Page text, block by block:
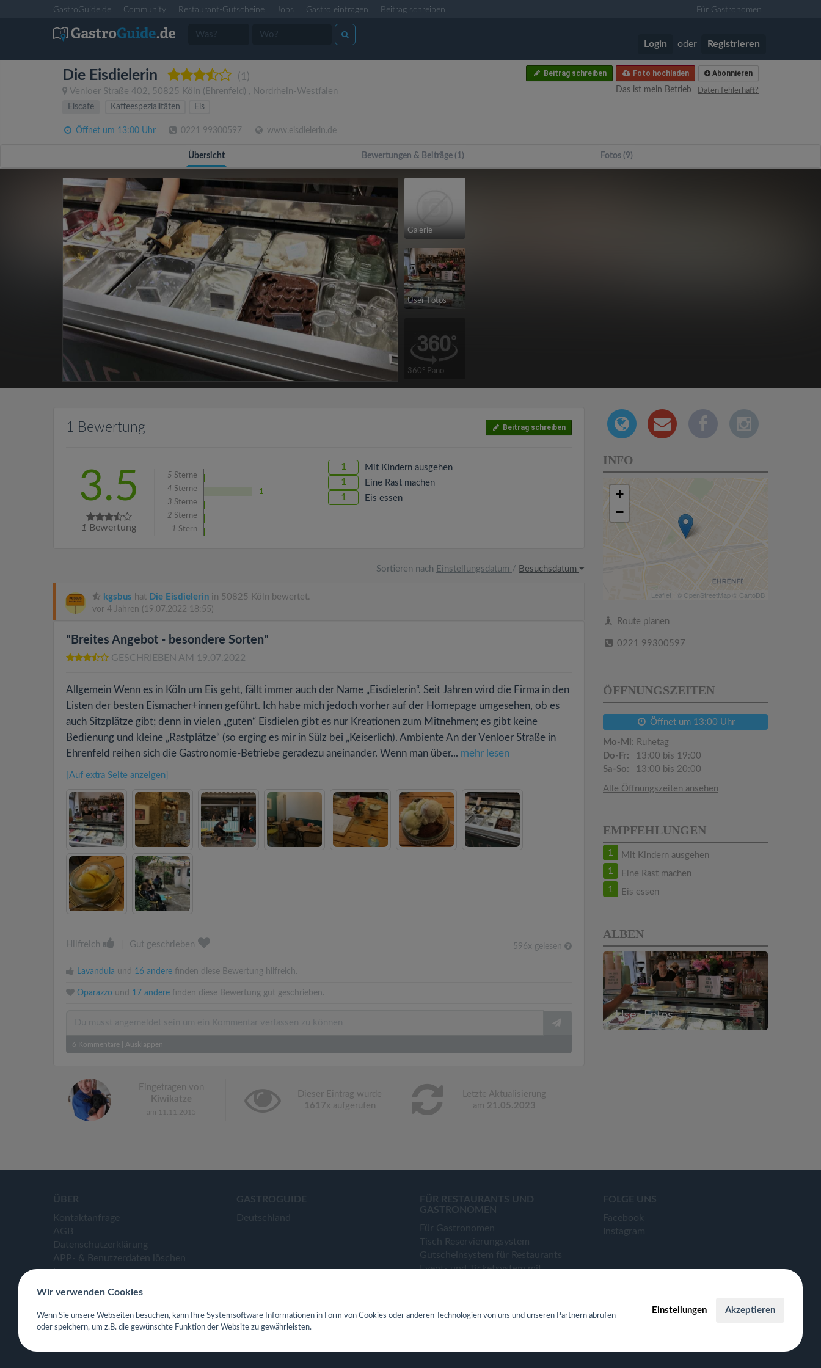
GastroGuide.de Community Restaurant-Gutscheine Jobs Gastro eintragen Beitrag schreiben Für Gastronomen
Login oder Registrieren
Die Eisdielerin (1)
Venloer Straße 402, 50825 Köln (Ehrenfeld) , Nordrhein-Westfalen
Abonnieren
Foto hochladen
Beitrag schreiben
Daten fehlerhaft?
Das ist mein Betrieb
Eiscafe
Kaffeespezialitäten Eis
Öffnet um 13:00 Uhr 0221 99300597 www.eisdielerin.de
Übersicht Bewertungen & Beiträge (1) Fotos (9)
Galerie
User-Fotos
360° Pano
1 Bewertung Beitrag schreiben
3.5
1 Bewertung
5 Sterne
4 Sterne
1
3 Sterne
2 Sterne
1 Stern
1 Mit Kindern ausgehen
1 Eine Rast machen
1 Eis essen
Sortieren nach Einstellungsdatum / Besuchsdatum
kgsbus hat Die Eisdielerin in 50825 Köln bewertet.
vor 4 Jahren (19.07.2022 18:55)
"Breites Angebot - besondere Sorten"
GESCHRIEBEN AM 19.07.2022
Allgemein Wenn es in Köln um Eis geht, fällt immer auch der Name „Eisdielerin“. Seit Jahren wird die Firma in den
Listen der besten Eismacher+innen geführt. Ich habe mich jedoch vorher auf der Homepage umgesehen, ob es
auch Sitzplätze gibt; denn in vielen „guten“ Eisdielen gibt es nur Kreationen zum Mitnehmen; es gibt keine
Bedienung und kleine „Rastplätze“ (so erging es mir in Sülz bei „Keiserlich). Ambiente An der Venloer Straße in
Ehrenfeld reihen sich die Gastronomie-Betriebe geradezu aneinander. Wenn man über... mehr lesen
[Auf extra Seite anzeigen]
Hilfreich Gut geschrieben 596x gelesen
Lavandula und 16 andere finden diese Bewertung hilfreich.
Oparazzo und 17 andere finden diese Bewertung gut geschrieben.
6 Kommentare Ausklappen
Eingetragen von
Kiwikatze
am 11.11.2015
Dieser Eintrag wurde
1617x aufgerufen
Letzte Aktualisierung
am 21.05.2023
INFO
+
−
Leaflet | © OpenStreetMap © CartoDB
Route planen
0221 99300597
ÖFFNUNGSZEITEN
Öffnet um 13:00 Uhr
Mo-Mi: Ruhetag
Do-Fr:
13:00 bis 19:00
Sa-So:
13:00 bis 20:00
Alle Öffnungszeiten ansehen
EMPFEHLUNGEN
1 Mit Kindern ausgehen
1 Eine Rast machen
1 Eis essen
ALBEN
User Fotos
ÜBER
Kontaktanfrage
AGB
Datenschutzerklärung
APP- & Benutzerdaten löschen
Impressum
GASTROGUIDE
Deutschland
FÜR RESTAURANTS UND
GASTRONOMEN
Für Gastronomen
Tisch Reservierungsystem
Gutscheinsystem für Restaurants
Event- und Ticketsystem mit
Webseiten für Restaurant
FOLGE UNS
Facebook
Instagram
Wir verwenden Cookies
Wenn Sie unsere Webseiten besuchen, kann Ihre Systemsoftware Informationen in Form von Cookies oder anderen Technologien von uns und unseren Partnern abrufen
oder speichern, um z.B. die gewünschte Funktion der Website zu gewährleisten.
Einstellungen Akzeptieren